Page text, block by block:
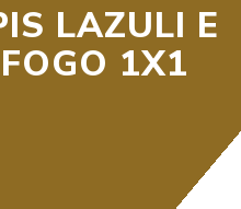
LAZULI E
1X1